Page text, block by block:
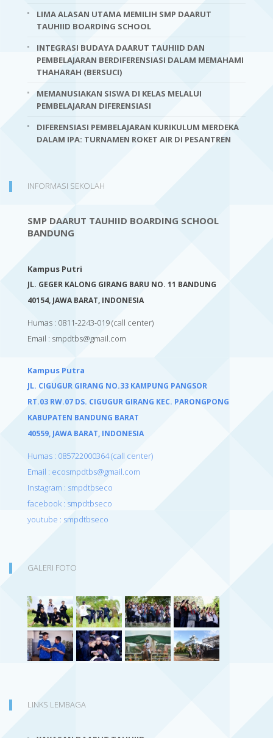
LIMA ALASAN UTAMA MEMILIH SMP DAARUT
TAUHIID BOARDING SCHOOL
INTEGRASI BUDAYA DAARUT TAUHIID DAN
PEMBELAJARAN BERDIFERENSIASI DALAM MEMAHAMI
THAHARAH (BERSUCI)
MEMANUSIAKAN SISWA DI KELAS MELALUI
PEMBELAJARAN DIFERENSIASI
DIFERENSIASI PEMBELAJARAN KURIKULUM MERDEKA
DALAM IPA: TURNAMEN ROKET AIR DI PESANTREN
INFORMASI SEKOLAH
SMP DAARUT TAUHIID BOARDING SCHOOL
BANDUNG
Kampus Putri
JL. GEGER KALONG GIRANG BARU NO. 11 BANDUNG
40154,JAWA BARAT, INDONESIA
Humas : 0811-2243-019(call center)
Email : smpdtbs@gmail.com
Kampus Putra
JL. CIGUGUR GIRANG NO.33 KAMPUNG PANGSOR
RT.03 RW.07 DS. CIGUGUR GIRANG KEC. PARONGPONG
KABUPATEN BANDUNG BARAT
40559,JAWA BARAT, INDONESIA
Humas : 085722000364 (call center)
Email : ecosmpdtbs@gmail.com
Instagram : smpdtbseco
facebook : smpdtbseco
youtube : smpdtbseco
GALERI FOTO
LINKS LEMBAGA